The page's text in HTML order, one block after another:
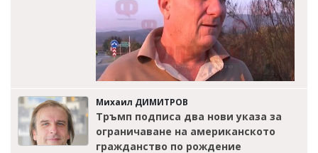
Михаил ДИМИТРОВ
Тръмп подписа два нови указа за
ограничаване на американското
гражданство по рождение